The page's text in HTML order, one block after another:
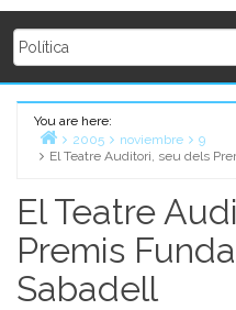
You are here:
Home
2005 noviembre
9
El Teatre Auditori, seu dels
El Teatre
Premis
Sabadell